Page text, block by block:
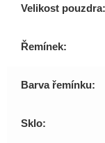
Velikost pouzdra:
Řemínek:
Barva řemínku:
Sklo: